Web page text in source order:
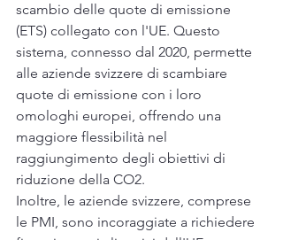
scambio delle quote di emissione
(ETS) collegato con l'UE. Questo
sistema, connesso dal 2020, permette
alle aziende svizzere di scambiare
quote di emissione con i loro
omologhi europei, offrendo una
maggiore flessibilità nel
raggiungimento degli obiettivi di
riduzione della CO2.
Inoltre, le aziende svizzere, comprese
le PMI, sono incoraggiate a richiedere